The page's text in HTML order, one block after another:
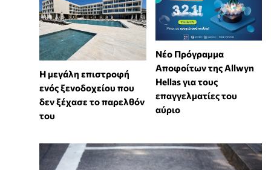
Η μεγάλη επιστροφή
ενός ξενοδοχείου που
δεν ξέχασε το παρελθόν
του
Νέο Πρόγραμμα
Αποφοίτων της Allwyn
Hellas για τους
επαγγελματίες του
αύριο